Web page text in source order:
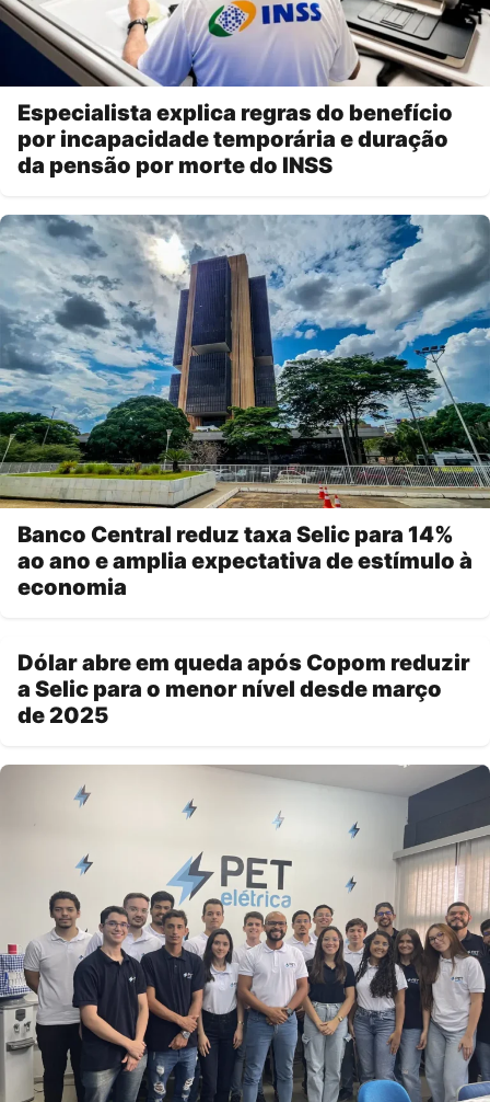
Especialista explica regras do benefício
por incapacidade temporária e duração
da pensão por morte do INSS
Banco Central reduz taxa Selic para 14%
ao ano e amplia expectativa de estímulo à
economia
Dólar abre em queda após Copom reduzir
a Selic para o menor nível desde março
de 2025